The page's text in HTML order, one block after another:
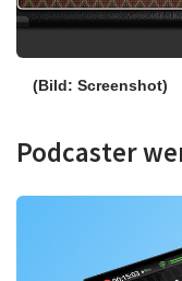
(Bild: Screenshot)
Podcaster